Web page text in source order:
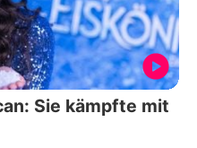
Sie kämpfte mit